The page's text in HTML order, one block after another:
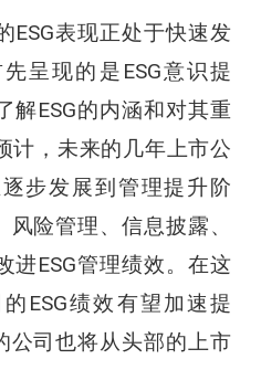
ESG表现正处于快速发
呈现的是ESG意识提
解ESG的内涵和对其重
计，未来的几年上市公
步发展到管理提升阶
险管理、信息披露、
进ESG管理绩效。在这
ESG绩效有望加速提
公司也将从头部的上市